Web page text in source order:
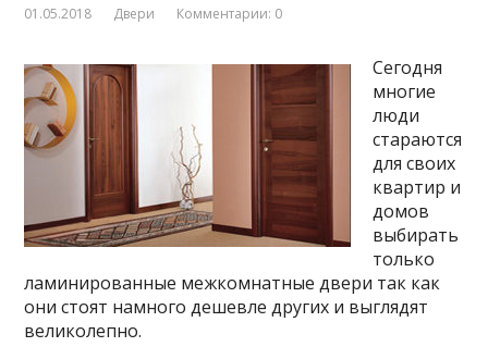
01.05.2018 Двери Комментарии: 0
Сегодня
многие
люди
стараются
для своих
квартир и
домов
выбирать
только
ламинированные межкомнатные двери так как
они стоят намного дешевле других и выглядят
великолепно.